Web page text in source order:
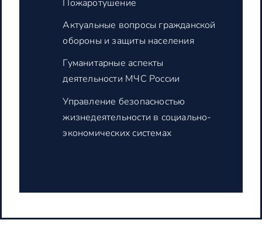
Пожаротушение
Актуальные вопросы гражданской
обороны и защиты населения
Гуманитарные аспекты
деятельности МЧС России
Управление безопасностью
жизнедеятельности в социально-
экономических системах